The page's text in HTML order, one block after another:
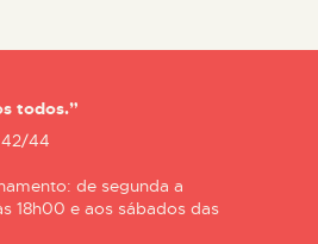
todos.”
42/44
de segunda a
18h00 e aos sábados das